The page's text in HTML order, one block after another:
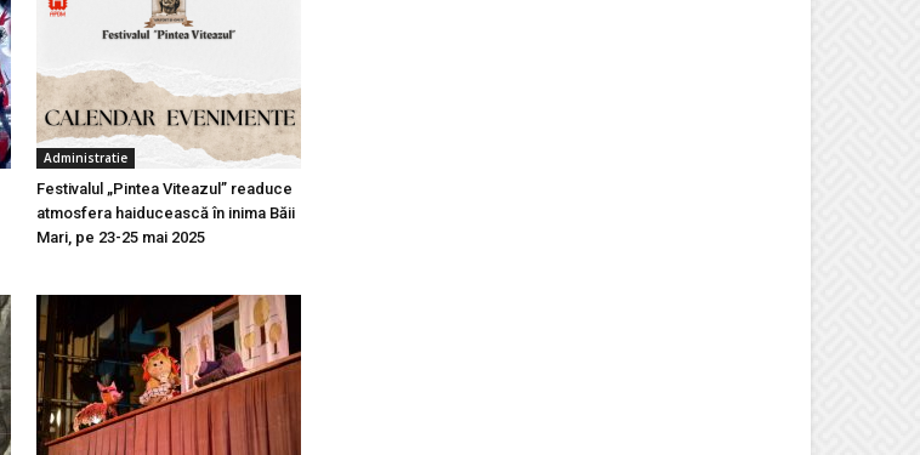
Administratie
Festivalul „Pintea Viteazul” readuce
atmosfera haiducească în inima Băii
Mari, pe 23-25 mai 2025